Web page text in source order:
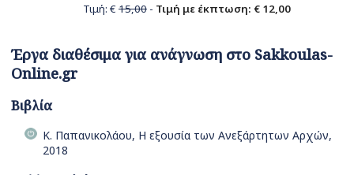
Τιμή: € 15,00 - Τιμή με έκπτωση: € 12,00
Έργα διαθέσιμα για ανάγνωση στο Sakkoulas-
Online.gr
Βιβλία
Κ. Παπανικολάου, Η εξουσία των Ανεξάρτητων Αρχών,
2018